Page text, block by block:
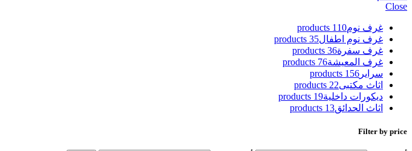
Close
غرف نوم110 products
غرف نوم اطفال35 products
غرف سفرة36 products
غرف المعيشة76 products
سراير 156 products
اثاث مكتبى22 products
ديكورات داخلية19 products
اثاث الحدائق13 products
Filter by price